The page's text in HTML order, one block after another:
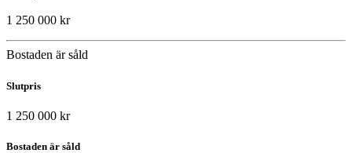
1 250 000 kr
Bostaden är såld
Slutpris
1 250 000 kr
Bostaden är såld